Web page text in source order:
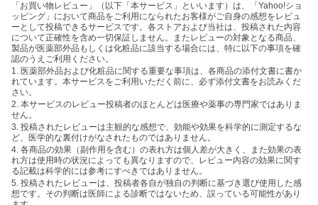
「お買い物レビュー」（以下「本サービス」といいます）は、「Yahoo!ショ
ッピング」において商品をご利用になられたお客様がご自身の感想をレビュ
ーとして投稿できるサービスです。各ストアおよび当社は、投稿された内容
について正確性を含め一切保証しません。またレビューの対象となる商品、
製品が医薬部外品もしくは化粧品に該当する場合には、特に以下の事項を確
認のうえご利用ください。
1. 医薬部外品および化粧品に関する重要な事項は、各商品の添付文書に書か
れています。本サービスをご利用いただく前に、必ず添付文書をお読みくだ
さい。
2. 本サービスのレビュー投稿者のほとんどは医療や薬事の専門家ではありま
せん。
3. 投稿されたレビューは主観的な感想で、効能や効果を科学的に測定するな
ど、医学的な裏付けがなされたものではありません。
4. 各商品の効果（副作用を含む）の表れ方は個人差が大きく、また効果の表
れ方は使用時の状況によっても異なりますので、レビュー内容の効果に関す
る記載は科学的には参考にすべきではありません。
5. 投稿されたレビューは、投稿者各自が独自の判断に基づき選び使用した感
想です。その判断は医師による診断ではないため、誤っている可能性があり